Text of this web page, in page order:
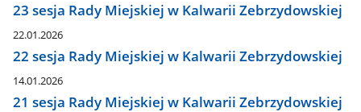
23 sesja Rady Miejskiej w Kalwarii Zebrzydowskiej
22.01.2026
22 sesja Rady Miejskiej w Kalwarii Zebrzydowskiej
14.01.2026
21 sesja Rady Miejskiej w Kalwarii Zebrzydowskiej